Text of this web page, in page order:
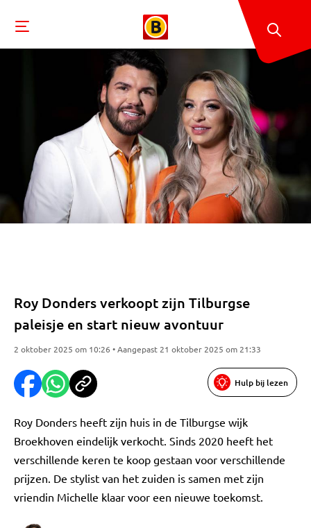
Roy Donders verkoopt zijn Tilburgse
paleisje en start nieuw avontuur
2 oktober 2025 om 10:26 • Aangepast 21 oktober 2025 om 21:33
Hulp bij lezen
Roy Donders heeft zijn huis in de Tilburgse wijk
Broekhoven eindelijk verkocht. Sinds 2020 heeft het
verschillende keren te koop gestaan voor verschillende
prijzen. De stylist van het zuiden is samen met zijn
vriendin Michelle klaar voor een nieuwe toekomst.